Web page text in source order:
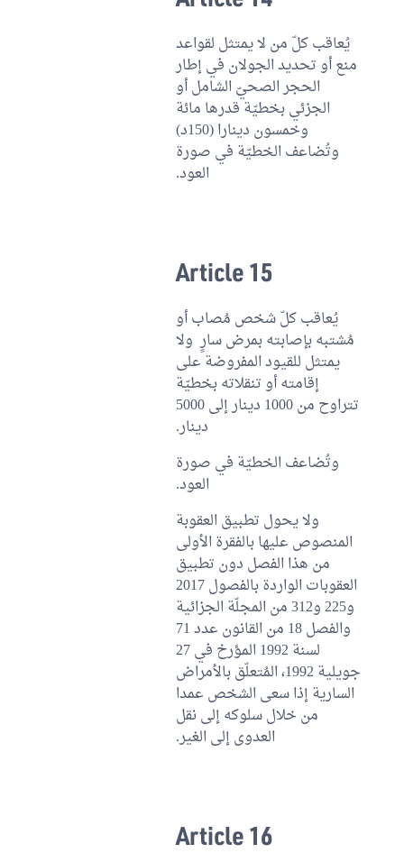
يُعاقب كلّ من لا يمتثل لقواعد
منع أو تحديد الجولان في إطار
الحجر الصحيّ الشامل أو
الجزئي بخطيّة قدرها مائة
وخمسون دينارا (150د)
وتُضاعف الخطيّة في صورة
العود.
Article 15
يُعاقب كلّ شخص مُصاب أو
مُشتبه بإصابته بمرض سارٍ ولا
يمتثل للقيود المفروضة على
إقامته أو تنقلاته بخطيّة
تتراوح من 1000 دينار إلى 5000
دينار.
وتُضاعف الخطيّة في صورة
العود.
ولا يحول تطبيق العقوبة
المنصوص عليها بالفقرة الأولى
من هذا الفصل دون تطبيق
العقوبات الواردة بالفصول 2017
و225 و312 من المجلّة الجزائية
والفصل 18 من القانون عدد 71
لسنة 1992 المؤرخ في 27
جويلية 1992، المُتعلّق بالأمراض
السارية إذا سعى الشخص عمدا
من خلال سلوكه إلى نقل
العدوى إلى الغير.
Article 16